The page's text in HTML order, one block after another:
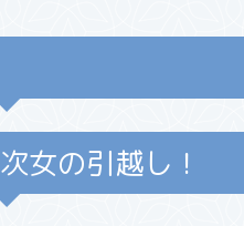
次女の引越し！